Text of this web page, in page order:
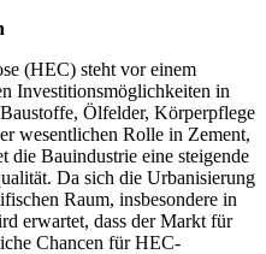
(HEC) steht vor einem
Investitionsmöglichkeiten in
Ölfelder, Körperpflege
wesentlichen Rolle in Zement,
die Bauindustrie eine steigende
Da sich die Urbanisierung
Raum, insbesondere in
erwartet, dass der Markt für
Chancen für HEC-